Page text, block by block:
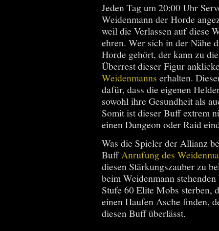
Jeden Tag um 20:00 Uhr
Weidenmann der Horde
weil die Verlassen auf diese
ehren. Wer sich in der Nähe
Horde gehört, der kann zu
Überrest dieser Figur
Weidenmanns erhalten.
dafür, dass die eigenen
sowohl ihre Gesundheit als
Somit ist dieser Buff extrem
einen Dungeon oder Raid
Was die Spieler der Allianz
BuffAnrufung des
diesen Stärkungszauber zu
beim Weidenmann
Stufe 60 Elite Mobs sterben,
einen Haufen Asche finden,
diesen Buff überlässt.